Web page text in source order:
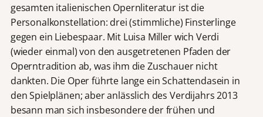
gesamten italienischen Opernliteratur ist die
Personalkonstellation: drei (stimmliche) Finsterlinge
gegen ein Liebespaar. Mit Luisa Miller wich Verdi
(wieder einmal) von den ausgetretenen Pfaden der
Operntradition ab, was ihm die Zuschauer nicht
dankten. Die Oper führte lange ein Schattendasein in
den Spielplänen; aber anlässlich des Verdijahrs 2013
besann man sich insbesondere der frühen und